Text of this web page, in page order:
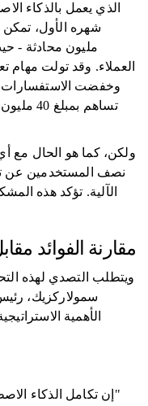
الذي يعمل بالذكاء
مليون محادثة -
ولكن، كما هو الحال مع
نصف المستخدمين عن
الآلية. تؤكد هذه
مقارنة الفوائد
ويتطلب التصدي لهذه
سمولاركزيك،
الأهمية
"إن تكامل الذكاء